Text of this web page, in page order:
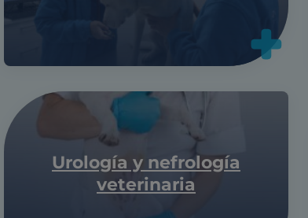
Urología y nefrología
veterinaria